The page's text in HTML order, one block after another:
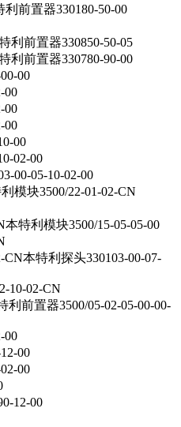
前置器330180-50-00
利前置器330850-50-05
利前置器330780-90-00
00
00
00
00
00
02-00
00-05-10-02-00
模块3500/22-01-02-CN
特利模块3500/15-05-05-00
CN本特利探头330103-00-07-
10-02-CN
利前置器3500/05-02-05-00-00-
00
00
00
12-00